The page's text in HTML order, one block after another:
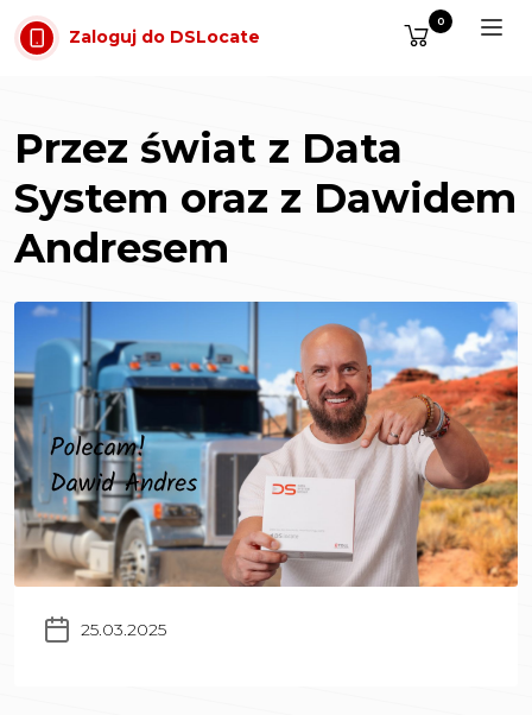
Przejdź do treści
Zaloguj do DSLocate
0
Przez świat z Data
System oraz z Dawidem
Andresem
25.03.2025